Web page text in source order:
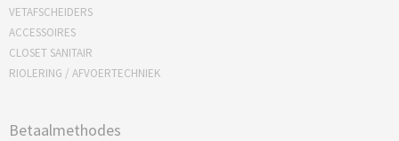
VETAFSCHEIDERS
ACCESSOIRES
CLOSET SANITAIR
RIOLERING / AFVOERTECHNIEK
Betaalmethodes